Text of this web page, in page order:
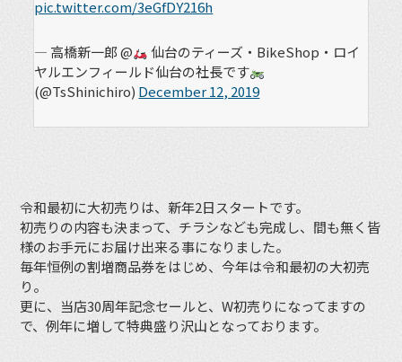
pic.twitter.com/3eGfDY216h
— 高橋新一郎 @
仙台のティーズ・BikeShop・ロイ
ヤルエンフィールド仙台の社長です
(@TsShinichiro) December 12, 2019
令和最初に大初売りは、新年2日スタートです。
初売りの内容も決まって、チラシなども完成し、間も無く皆
様のお手元にお届け出来る事になりました。
毎年恒例の割増商品券をはじめ、今年は令和最初の大初売
り。
更に、当店30周年記念セールと、W初売りになってますの
で、例年に増して特典盛り沢山となっております。